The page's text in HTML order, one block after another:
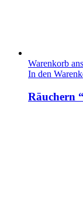
Warenkorb
In den
Räuchern